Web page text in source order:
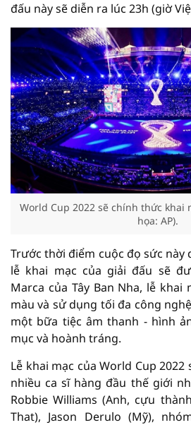
đấu này sẽ diễn ra lúc 23h (giờ
World Cup 2022 sẽ chính thức khai
họa: AP).
Trước thời điểm cuộc đọ sức này
lễ khai mạc của giải đấu sẽ
Marca của Tây Ban Nha, lễ
màu và sử dụng tối đa công
một bữa tiệc âm thanh - hình
mục và hoành tráng.
Lễ khai mạc của World Cup
nhiều ca sĩ hàng đầu thế giới
Robbie Williams (Anh, cựu
That), Jason Derulo (Mỹ),